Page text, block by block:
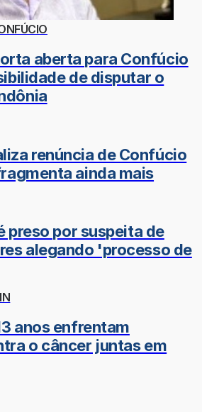
aberta para Confúcio
de disputar o
renúncia de Confúcio
ainda mais
preso por suspeita de
alegando 'processo de
anos enfrentam
o câncer juntas em